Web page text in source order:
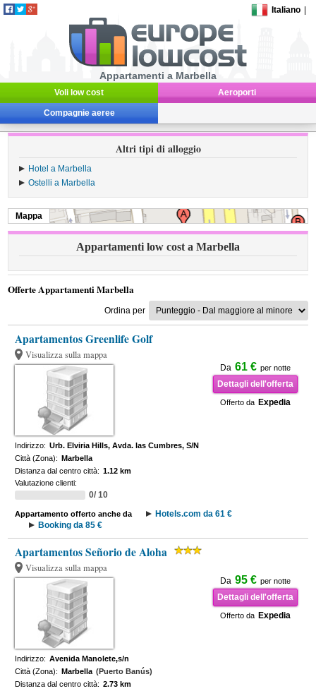
Italiano
Appartamenti a Marbella
Voli low cost Aeroporti
Compagnie aeree
Altri tipi di alloggio
Hotel a Marbella
Ostelli a Marbella
Mappa
Appartamenti low cost a Marbella
Offerte Appartamenti Marbella
Ordina per
Apartamentos Greenlife Golf
Visualizza sulla mappa
Da 61 € per notte
Dettagli dell'offerta
Offerto da Expedia
Indirizzo: Urb. Elviria Hills, Avda. las Cumbres, S/N
Città (Zona): Marbella
Distanza dal centro città: 1.12 km
Valutazione clienti:
0/ 10
Appartamento offerto anche da
Hotels.com da 61 €
Booking da 85 €
Apartamentos Señorio de Aloha
Visualizza sulla mappa
Da 95 € per notte
Dettagli dell'offerta
Offerto da Expedia
Indirizzo: Avenida Manolete,s/n
Città (Zona): Marbella (Puerto Banús)
Distanza dal centro città: 2.73 km